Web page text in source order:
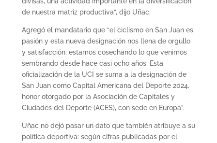
de nuestra matriz productiva”, dijo Uñac.
Agregó el mandatario que “el ciclismo en San Juan es
pasión y esta nueva designación nos llena de orgullo
y satisfacción, estamos cosechando lo que venimos
sembrando desde hace casi ocho años. Esta
oficialización de la UCI se suma a la designación de
San Juan como Capital Americana del Deporte 2024,
honor otorgado por la Asociación de Capitales y
Ciudades del Deporte (ACES), con sede en Europa”.
Uñac no dejó pasar un dato que también atribuye a su
política deportiva: según cifras publicadas por el